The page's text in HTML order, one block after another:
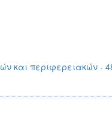
και περιφερειακών -